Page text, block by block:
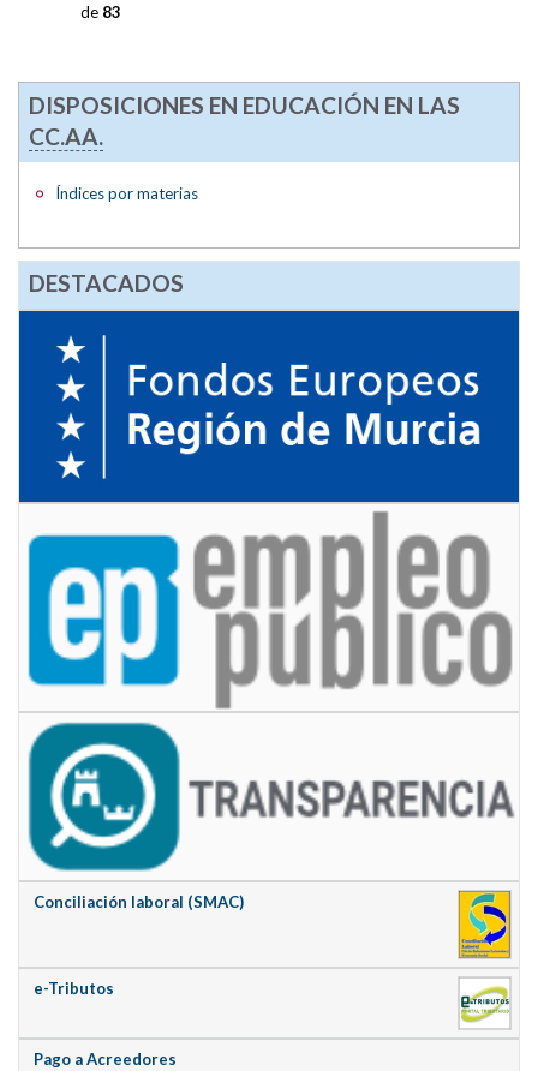
de 83
DISPOSICIONES EN EDUCACIÓN EN LAS
CC.AA.
Índices por materias
DESTACADOS
Conciliación laboral (SMAC)
e-Tributos
Pago a Acreedores